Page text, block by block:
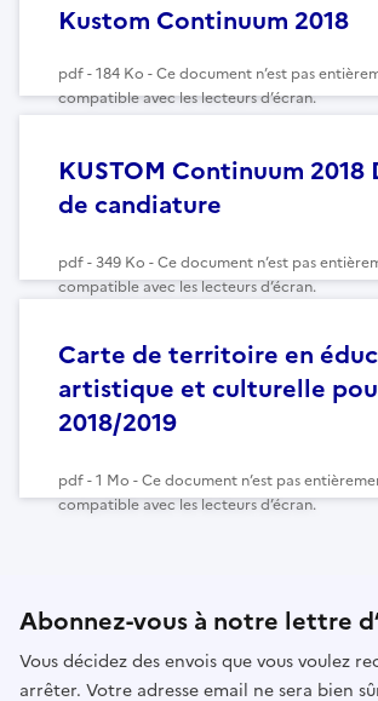
Kustom Continuum 2018
pdf - 184 Ko - Ce document n’est pas
compatible avec les lecteurs d’écran.
KUSTOM Continuum 2018
de candiature
pdf - 349 Ko - Ce document n’est pas
compatible avec les lecteurs d’écran.
Carte de territoire en
artistique et culturelle
2018/2019
pdf - 1 Mo - Ce document n’est pas
compatible avec les lecteurs d’écran.
Abonnez-vous à notre lettre
Vous décidez des envois que vous voulez
arrêter. Votre adresse email ne sera bien